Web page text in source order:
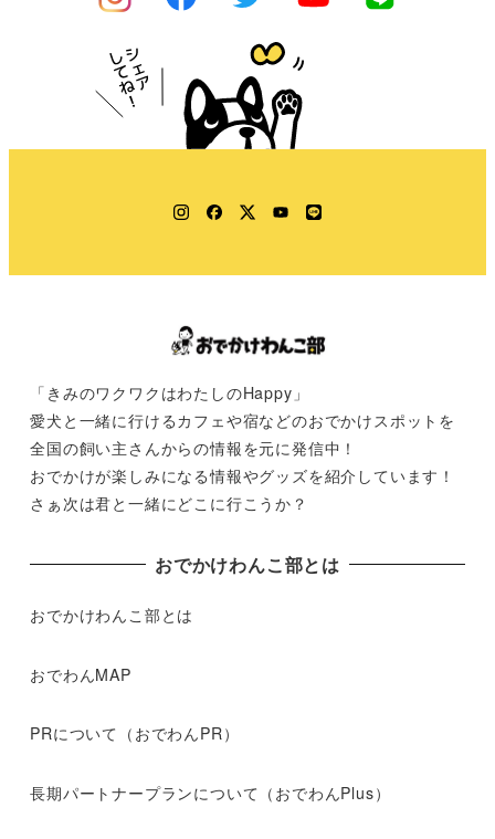
Instagram
Facebook
TwitterYouTube
LINE
「きみのワクワクはわたしのHappy」
愛犬と一緒に行けるカフェや宿などのおでかけスポットを
全国の飼い主さんからの情報を元に発信中！
おでかけが楽しみになる情報やグッズを紹介しています！
さぁ次は君と一緒にどこに行こうか？
おでかけわんこ部とは
おでかけわんこ部とは
おでわんMAP
PRについて（おでわんPR）
長期パートナープランについて（おでわんPlus）